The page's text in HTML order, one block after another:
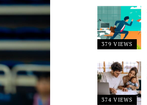
379 VIEWS
374 VIEWS